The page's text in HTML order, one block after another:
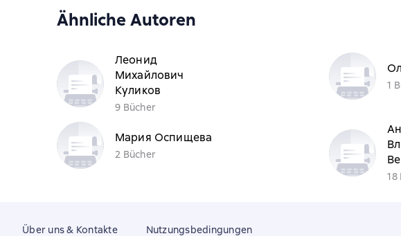
Ähnliche Autoren
Леонид
Михайлович
Куликов
9 Bücher
1
Мария Оспищева
2 Bücher
18
Über uns & Kontakte Nutzungsbedingungen